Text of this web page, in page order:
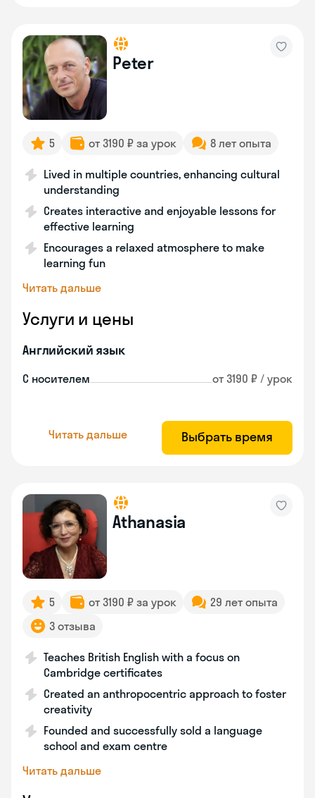
Peter
5 от 3190 ₽ за урок 8 лет опыта
Lived in multiple countries, enhancing cultural
understanding
Creates interactive and enjoyable lessons for
effective learning
Encourages a relaxed atmosphere to make
learning fun
Читать дальше
Услуги и цены
Английский язык
С носителем от 3190 ₽ / урок
Читать дальше Выбрать время
Athanasia
5 от 3190 ₽ за урок
29 лет опыта
3 отзыва
Teaches British English with a focus on
Cambridge certificates
Created an anthropocentric approach to foster
creativity
Founded and successfully sold a language
school and exam centre
Читать дальше